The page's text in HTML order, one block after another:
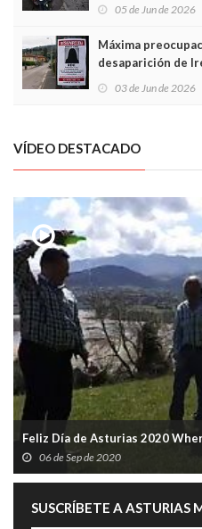
05 de Jun de 2026
Máxima
desaparición de
03 de Jun de 2026
VÍDEO DESTACADO
Feliz Día de Asturias 2020
06 de Sep de 2020
SUSCRÍBETE A ASTURIAS